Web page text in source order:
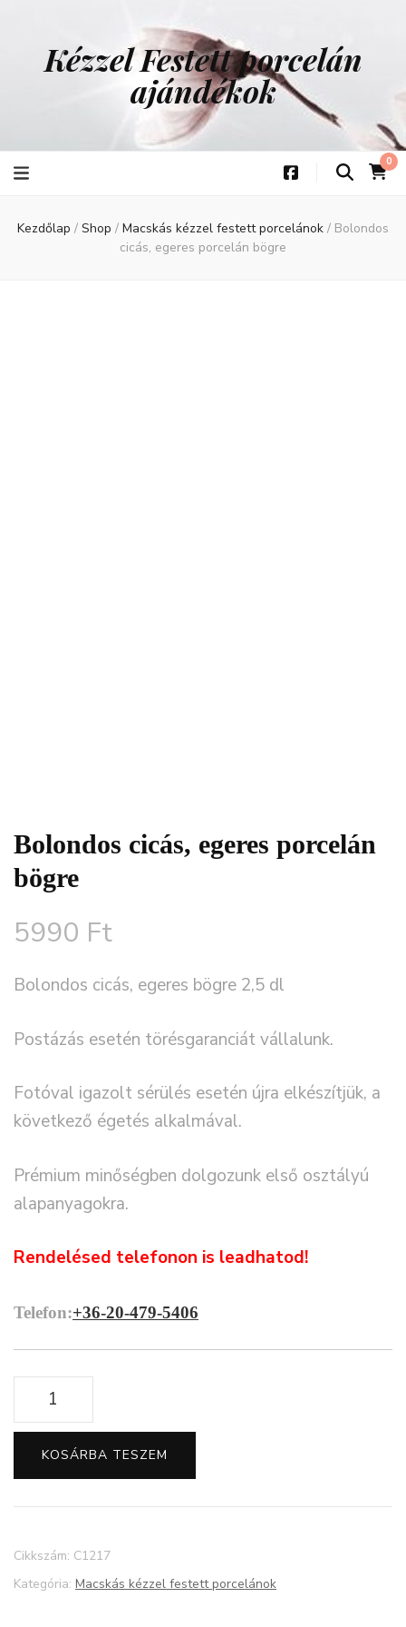
Kézzel Festett porcelán
ajándékok
0
Kezdőlap / Shop / Macskás kézzel festett porcelánok / Bolondos
cicás, egeres porcelán bögre
Bolondos cicás, egeres porcelán
bögre
5990 Ft
Bolondos cicás, egeres bögre 2,5 dl
Postázás esetén törésgaranciát vállalunk.
Fotóval igazolt sérülés esetén újra elkészítjük, a
következő égetés alkalmával.
Prémium minőségben dolgozunk első osztályú
alapanyagokra.
Rendelésed telefonon is leadhatod!
Telefon:+36-20-479-5406
Bolondos
cicás,
egeres
porcelán
bögre
KOSÁRBA TESZEM
Cikkszám: C1217
Kategória: Macskás kézzel festett porcelánok